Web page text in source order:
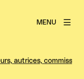
MENU
autrices,